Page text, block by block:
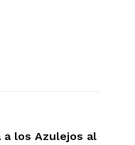
los Azulejos al